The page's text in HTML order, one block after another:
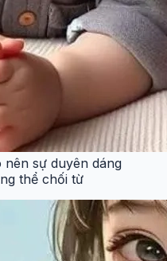
sự duyên dáng
thể chối từ